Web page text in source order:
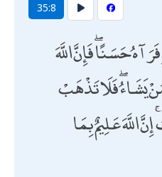
35:8
حَسَنًا ۖ فَإِنَّ اللَّهَ
يَشَاءُ ۖ فَلَا تَذْهَبْ
عَلِيمٌ بِمَا